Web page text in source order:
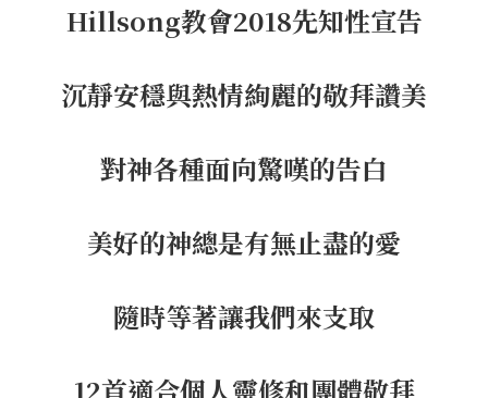
Hillsong教會2018先知性宣告
沉靜安穩與熱情絢麗的敬拜讚美
對神各種面向驚嘆的告白
美好的神總是有無止盡的愛
隨時等著讓我們來支取
12首適合個人靈修和團體敬拜